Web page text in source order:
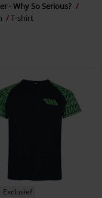
- Why So Serious?
T-shirt
Exclusief